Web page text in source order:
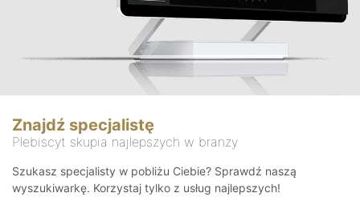
Znajdź specjalistę
Plebiscyt skupia najlepszych w branży
Szukasz specjalisty w pobliżu Ciebie? Sprawdź naszą
wyszukiwarkę. Korzystaj tylko z usług najlepszych!